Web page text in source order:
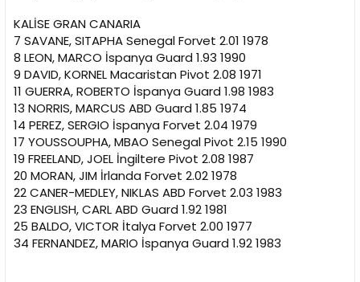
KALİSE GRAN CANARIA
7 SAVANE, SITAPHA Senegal Forvet 2.01 1978
8 LEON, MARCO İspanya Guard 1.93 1990
9 DAVID, KORNEL Macaristan Pivot 2.08 1971
11 GUERRA, ROBERTO İspanya Guard 1.98 1983
13 NORRIS, MARCUS ABD Guard 1.85 1974
14 PEREZ, SERGIO İspanya Forvet 2.04 1979
17 YOUSSOUPHA, MBAO Senegal Pivot 2.15 1990
19 FREELAND, JOEL İngiltere Pivot 2.08 1987
20 MORAN, JIM İrlanda Forvet 2.02 1978
22 CANER-MEDLEY, NIKLAS ABD Forvet 2.03 1983
23 ENGLISH, CARL ABD Guard 1.92 1981
25 BALDO, VICTOR İtalya Forvet 2.00 1977
34 FERNANDEZ, MARIO İspanya Guard 1.92 1983